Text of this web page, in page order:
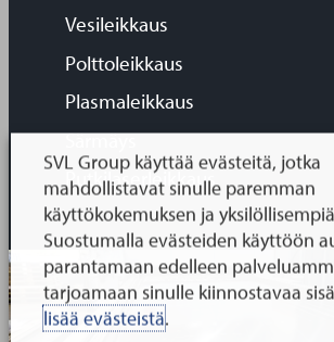
Vesileikkaus
Polttoleikkaus
Plasmaleikkaus
Särmäys
Putkilaserleikkaus
SVL Group käyttää evästeitä, jotka
mahdollistavat sinulle paremman
käyttökokemuksen ja
Suostumalla evästeiden käyttöön
parantamaan edelleen
tarjoamaan sinulle kiinnostavaa
lisää evästeistä.